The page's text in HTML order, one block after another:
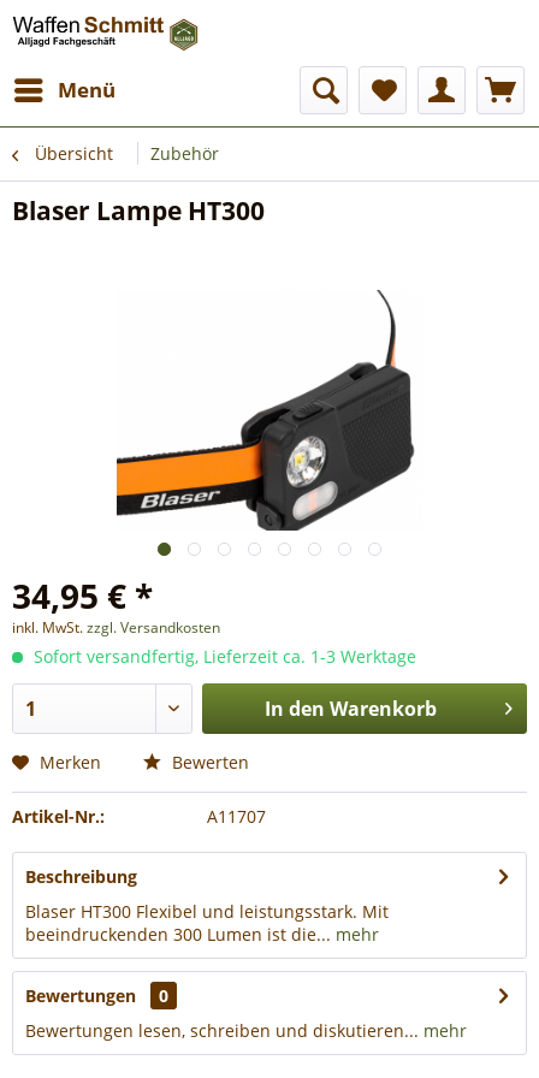
Menü
Übersicht Zubehör
Blaser Lampe HT300
34,95 € *
inkl. MwSt.zzgl. Versandkosten
Sofort versandfertig, Lieferzeit ca. 1-3 Werktage
In den Warenkorb
Merken Bewerten
Artikel-Nr.: A11707
Beschreibung
Blaser HT300 Flexibel und leistungsstark. Mit
beeindruckenden 300 Lumen ist die... mehr
Bewertungen
0
Bewertungen lesen, schreiben und diskutieren... mehr